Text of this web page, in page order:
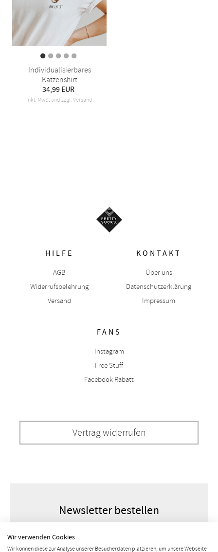
Individualisierbares
Katzenshirt
34,99 EUR
inkl. MwSt und zzgl. Versand
HILFE
AGB
Widerrufsbelehrung
Versand
KONTAKT
Über uns
Datenschutzerklärung
Impressum
FANS
Instagram
Free Stuff
Facebook Rabatt
Vertrag widerrufen
Newsletter bestellen
Wir verwenden Cookies
Wir können diese zur Analyse unserer Besucherdaten platzieren, um unsere Webseite